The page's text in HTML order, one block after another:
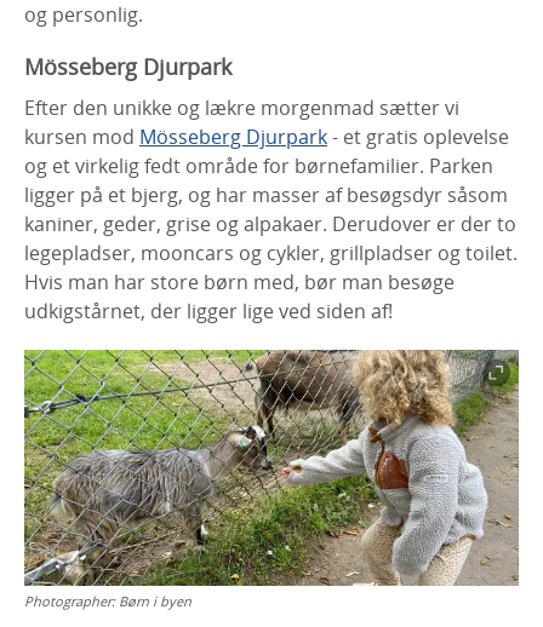
og personlig.
Mösseberg Djurpark
Efter den unikke og lækre morgenmad sætter vi
kursen mod Mösseberg Djurpark- et gratis oplevelse
og et virkelig fedt område for børnefamilier. Parken
ligger på et bjerg, og har masser af besøgsdyr såsom
kaniner, geder, grise og alpakaer. Derudover er der to
legepladser, mooncars og cykler, grillpladser og toilet.
Hvis man har store børn med, bør man besøge
udkigstårnet, der ligger lige ved siden af!
Photographer: Børn i byen